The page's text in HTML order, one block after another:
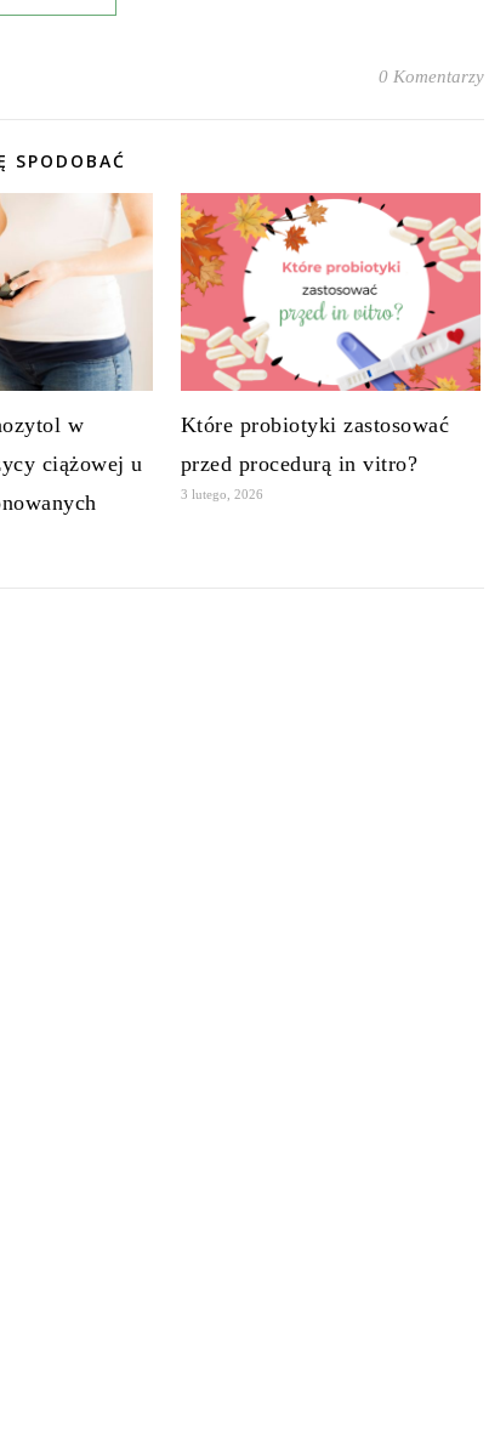
0 Komentarzy
SPODOBAĆ
w
ciążowej u
Które probiotyki zastosować
przed procedurą in vitro?
3 lutego, 2026